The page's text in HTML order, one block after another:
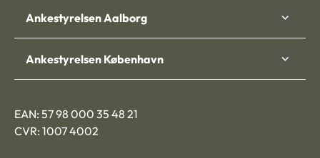
Ankestyrelsen Aalborg
Ankestyrelsen København
EAN: 57 98 000 35 48 21
CVR: 1007 4002